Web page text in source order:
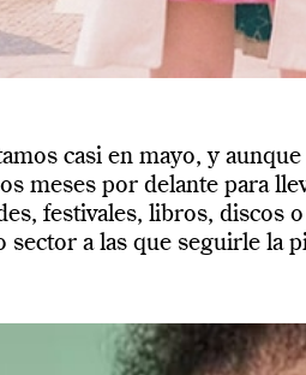
casi en mayo, y
meses por delante para
festivales, libros, discos
sector a las que seguirle la